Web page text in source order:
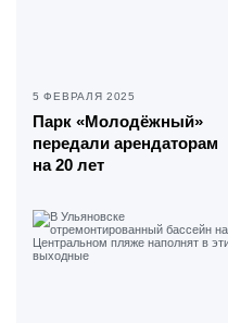
5 ФЕВРАЛЯ 2025
Парк «Молодёжный»
передали арендаторам
на 20 лет